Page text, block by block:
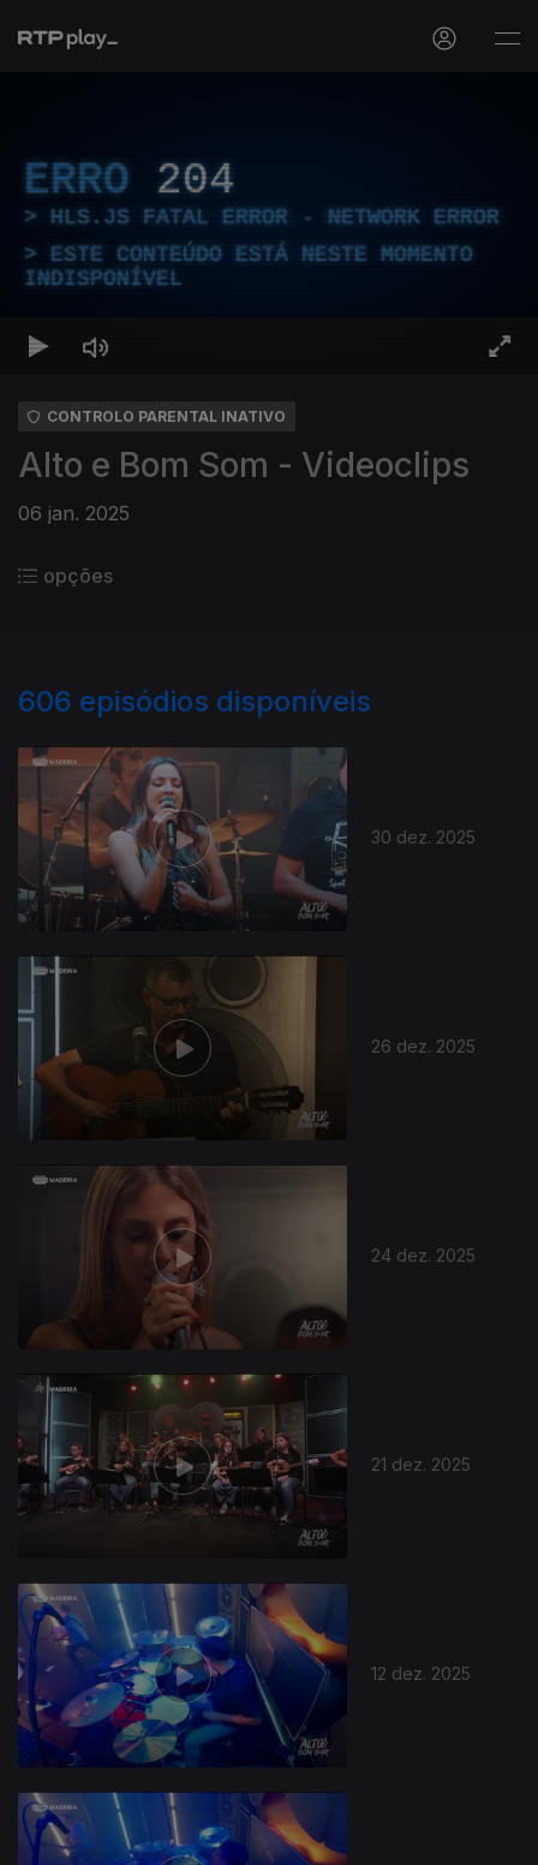
ERRO 204
HLS.JS FATAL ERROR - NETWORK ERROR
ESTE CONTEÚDO ESTÁ NESTE MOMENTO
INDISPONÍVEL
CONTROLO PARENTAL INATIVO
Alto e Bom Som - Videoclips
06 jan. 2025
opções
606 episódios disponíveis
30 dez. 2025
26 dez. 2025
24 dez. 2025
21 dez. 2025
12 dez. 2025